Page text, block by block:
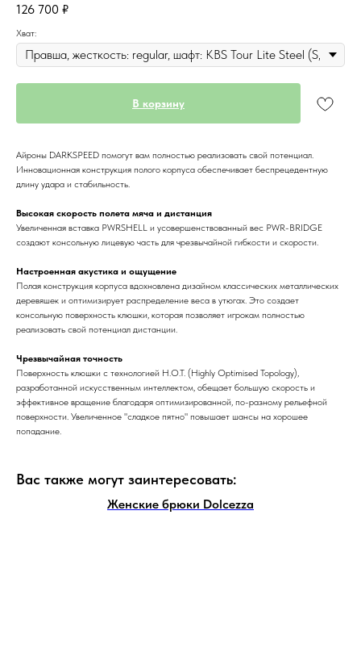
126 700 ₽
Хват:
В корзину
Айроны DARKSPEED помогут вам полностью реализовать свой потенциал.
Инновационная конструкция полого корпуса обеспечивает беспрецедентную
длину удара и стабильность.
Высокая скорость полета мяча и дистанция
Увеличенная вставка PWRSHELL и усовершенствованный вес PWR-BRIDGE
создают консольную лицевую часть для чрезвычайной гибкости и скорости.
Настроенная акустика и ощущение
Полая конструкция корпуса вдохновлена дизайном классических металлических
деревяшек и оптимизирует распределение веса в утюгах. Это создает
консольную поверхность клюшки, которая позволяет игрокам полностью
реализовать свой потенциал дистанции.
Чрезвычайная точность
Поверхность клюшки с технологией H.O.T. (Highly Optimised Topology),
разработанной искусственным интеллектом, обещает большую скорость и
эффективное вращение благодаря оптимизированной, по-разному рельефной
поверхности. Увеличенное "сладкое пятно" повышает шансы на хорошее
попадание.
Вас также могут заинтересовать:
Женские брюки Dolcezza